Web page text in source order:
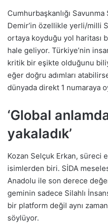
Cumhurbaşkanlığı
Demir’in özellikle yerli/milli
ortaya koyduğu yol haritası
hale geliyor. Türkiye’nin
kritik bir eşikte olduğunu
eğer doğru adımları
dünyada direkt 1 numaraya
‘Global
yakaladık’
Kozan Selçuk Erkan, süreci
isimlerden biri. SİDA
Anadolu ile son derece
geminin sadece Silahlı
bir platform değil aynı
söylüyor.